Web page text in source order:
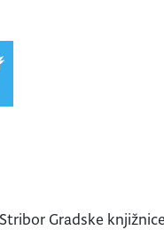
Gradske